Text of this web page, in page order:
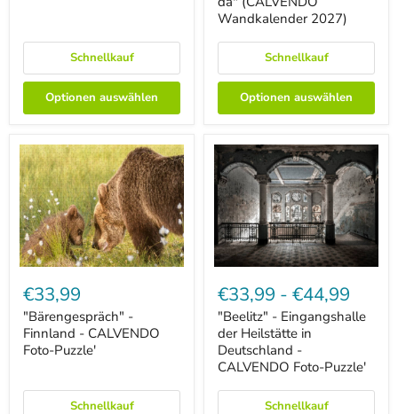
Schnellkauf
Optionen auswählen
(CALVENDO
Wandkalender
2027)
Wandkalender 2027)
Schnellkauf
Optionen auswählen
Finnland
CALVENDO
Foto-
Puzzle'
€33,99
"Bärengespräch" -
Finnland - CALVENDO
Foto-Puzzle'
Schnellkauf
Eingangshalle
der
Heilstätte
in
Deutschland
CALVENDO
€33,99 - €44,99
"Beelitz" - Eingangshalle
der Heilstätte in
Deutschland -
CALVENDO Foto-Puzzle'
Schnellkauf